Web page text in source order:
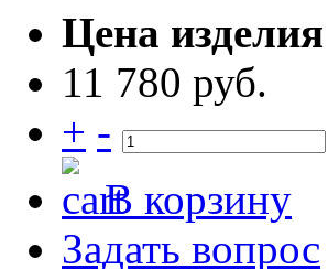
Цена изделия
11 780 руб.
+ -
В корзину
Задать вопрос